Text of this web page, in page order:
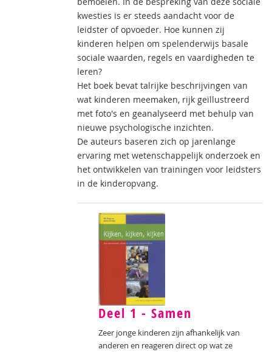
kwesties is er steeds aandacht voor de
leidster of opvoeder. Hoe kunnen zij
kinderen helpen om spelenderwijs basale
sociale waarden, regels en vaardigheden te
leren?
Het boek bevat talrijke beschrijvingen van
wat kinderen meemaken, rijk geïllustreerd
met foto's en geanalyseerd met behulp van
nieuwe psychologische inzichten.
De auteurs baseren zich op jarenlange
ervaring met wetenschappelijk onderzoek en
het ontwikkelen van trainingen voor leidsters
in de kinderopvang.
Deel 1 - Samen
Zeer jonge kinderen zijn afhankelijk van
anderen en reageren direct op wat ze